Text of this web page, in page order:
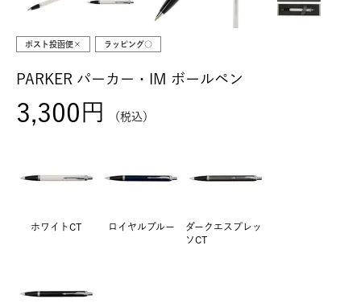
ポスト投函便× ラッピング○
PARKER パーカー・IM ボールペン
3,300 税込
ホワイトCT ロイヤルブルー
ダークエスプレッ
ソCT